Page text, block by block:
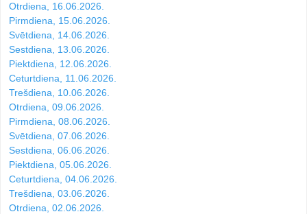
Otrdiena, 16.06.2026.
Pirmdiena, 15.06.2026.
Svētdiena, 14.06.2026.
Sestdiena, 13.06.2026.
Piektdiena, 12.06.2026.
Ceturtdiena, 11.06.2026.
Trešdiena, 10.06.2026.
Otrdiena, 09.06.2026.
Pirmdiena, 08.06.2026.
Svētdiena, 07.06.2026.
Sestdiena, 06.06.2026.
Piektdiena, 05.06.2026.
Ceturtdiena, 04.06.2026.
Trešdiena, 03.06.2026.
Otrdiena, 02.06.2026.